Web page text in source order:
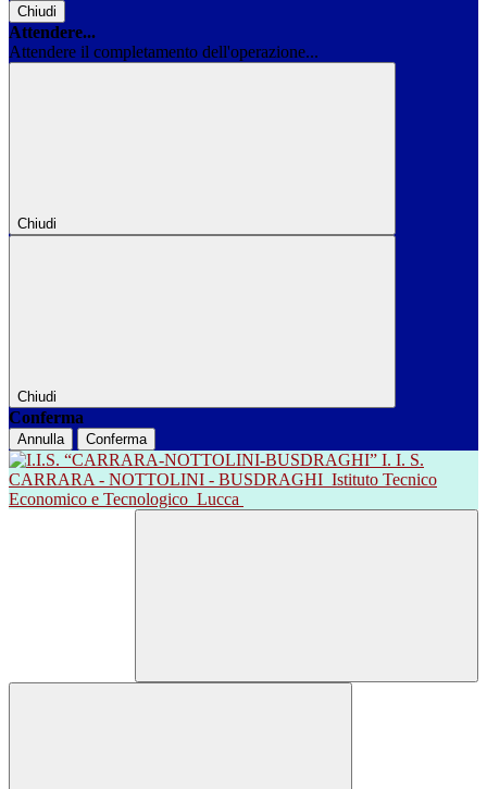
Chiudi
Attendere...
Attendere il completamento dell'operazione...
Chiudi
Chiudi
Conferma
Annulla Conferma
I. I. S.
CARRARA - NOTTOLINI - BUSDRAGHI Istituto Tecnico
Economico e Tecnologico Lucca